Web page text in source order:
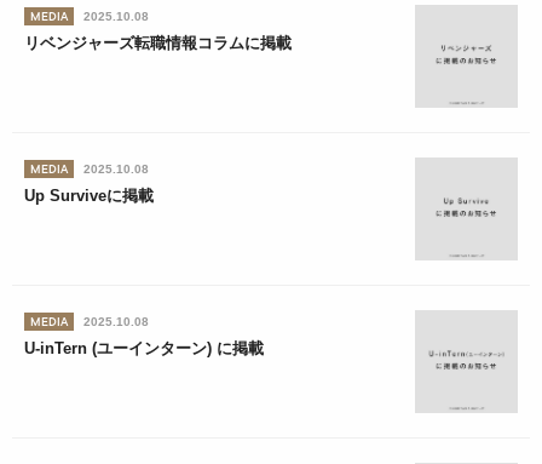
MEDIA 2025.10.08
リベンジャーズ転職情報コラムに掲載
MEDIA 2025.10.08
Up Surviveに掲載
MEDIA 2025.10.08
U-inTern (ユーインターン) に掲載